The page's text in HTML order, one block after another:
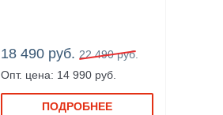
18 490 руб. 22 490 руб.
Опт. цена: 14 990 руб.
ПОДРОБНЕЕ